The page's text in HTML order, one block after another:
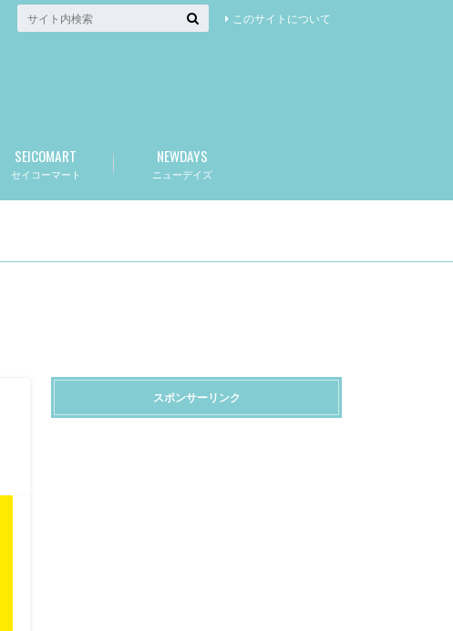
このサイトについて
セイコーマート
SEICOMART
ニューデイズ
NEWDAYS
スポンサーリンク